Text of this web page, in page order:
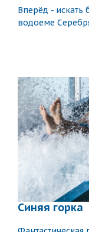
Вперёд - искать
водоеме
Синяя горка